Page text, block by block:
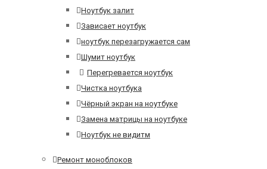
Ноутбук залит
Зависает ноутбук
ноутбук перезагружается сам
Шумит ноутбук
Перегревается ноутбук
Чистка ноутбука
Чёрный экран на ноутбуке
Замена матрицы на ноутбуке
Ноутбук не видитм
Ремонт моноблоков